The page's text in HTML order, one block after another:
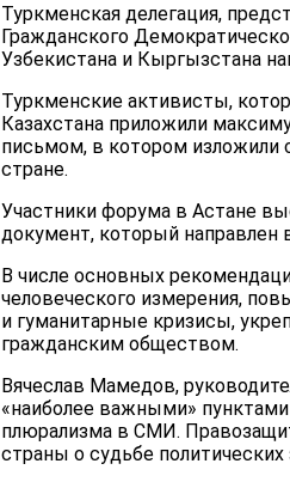
Туркменская делегация,
Гражданского
Узбекистана и Кыргызстана
Туркменские активисты,
Казахстана приложили
письмом, в котором изложили
стране.
Участники форума в Астане
документ, который направлен
В числе основных
человеческого измерения,
и гуманитарные кризисы,
гражданским обществом.
Вячеслав Мамедов,
«наиболее важными»
плюрализма в СМИ.
страны о судьбе